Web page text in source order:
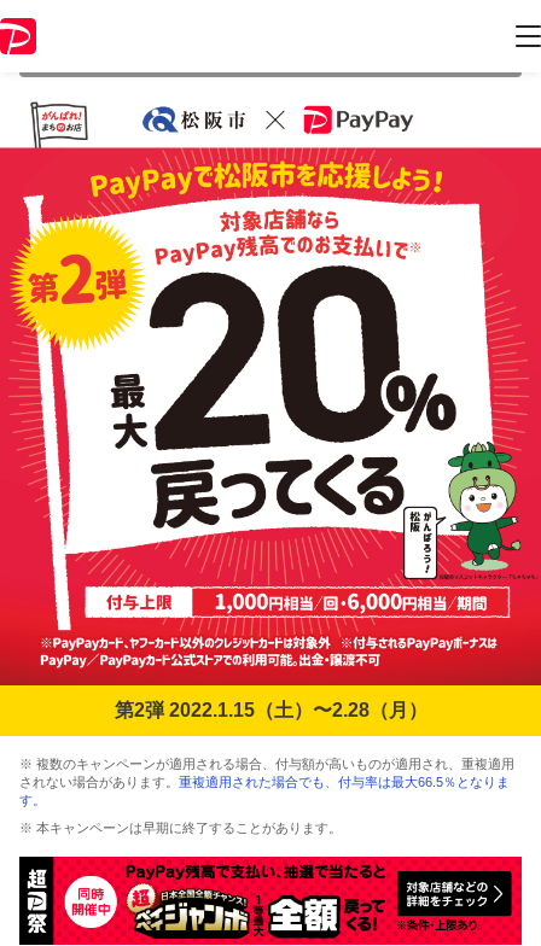
情報はキャンペーン終了時点のものになります。
第2弾 2022.1.15（土）〜2.28（月）
※ 複数のキャンペーンが適用される場合、付与額が高いものが適用され、重複適用
されない場合があります。 重複適用された場合でも、付与率は最大66.5％となりま
す。
※ 本キャンペーンは早期に終了することがあります。